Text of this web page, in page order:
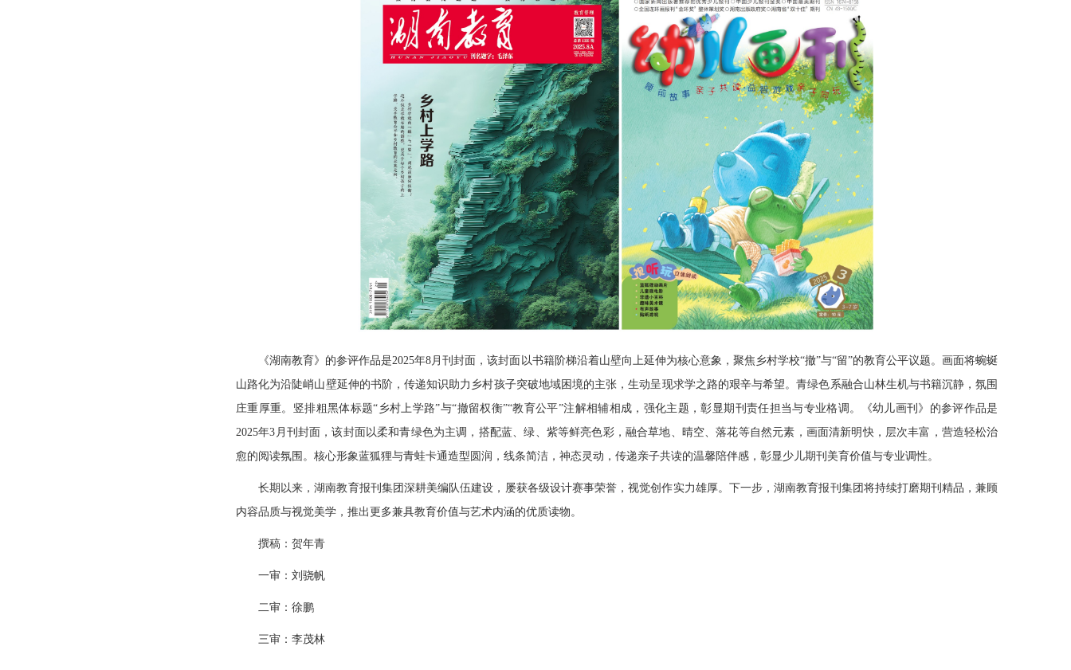
《湖南教育》的参评作品是2025年8月刊封面，该封面以书籍阶梯沿着山壁向上延伸为核心意象，聚焦乡村学校“撤”与“留”的教育公平议题。画面将蜿蜒
山路化为沿陡峭山壁延伸的书阶，传递知识助力乡村孩子突破地域困境的主张，生动呈现求学之路的艰辛与希望。青绿色系融合山林生机与书籍沉静，氛围
庄重厚重。竖排粗黑体标题“乡村上学路”与“撤留权衡”“教育公平”注解相辅相成，强化主题，彰显期刊责任担当与专业格调。《幼儿画刊》的参评作品是
2025年3月刊封面，该封面以柔和青绿色为主调，搭配蓝、绿、紫等鲜亮色彩，融合草地、晴空、落花等自然元素，画面清新明快，层次丰富，营造轻松治
愈的阅读氛围。核心形象蓝狐狸与青蛙卡通造型圆润，线条简洁，神态灵动，传递亲子共读的温馨陪伴感，彰显少儿期刊美育价值与专业调性。
长期以来，湖南教育报刊集团深耕美编队伍建设，屡获各级设计赛事荣誉，视觉创作实力雄厚。下一步，湖南教育报刊集团将持续打磨期刊精品，兼顾
内容品质与视觉美学，推出更多兼具教育价值与艺术内涵的优质读物。
撰稿：贺年青
一审：刘骁帆
二审：徐鹏
三审：李茂林